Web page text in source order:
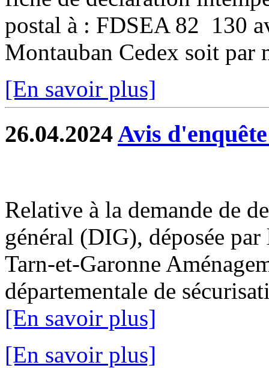
postal à : FDSEA 82 130
Montauban Cedex soit par
[En savoir plus]
26.04.2024Avis
Relative à la demande de
général (DIG), déposée
Tarn-et-Garonne
départementale de
[En savoir plus]
[En savoir plus]